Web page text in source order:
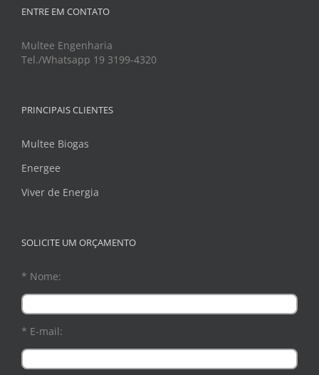
ENTRE EM CONTATO
Multee Engenharia
Tel./Whatsapp 19 3199-4320
PRINCIPAIS CLIENTES
Multee Biogas
Energee
Viver de Energia
SOLICITE UM ORÇAMENTO
* Nome:
* E-mail: